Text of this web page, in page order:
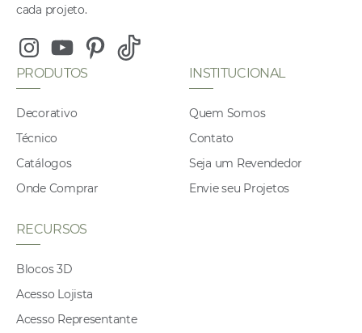
cada projeto.
InstagramYoutubePinterest
Tiktok
PRODUTOS
Decorativo
Técnico
Catálogos
Onde Comprar
INSTITUCIONAL
Quem Somos
Contato
Seja um Revendedor
Envie seu Projetos
RECURSOS
Blocos 3D
Acesso Lojista
Acesso Representante